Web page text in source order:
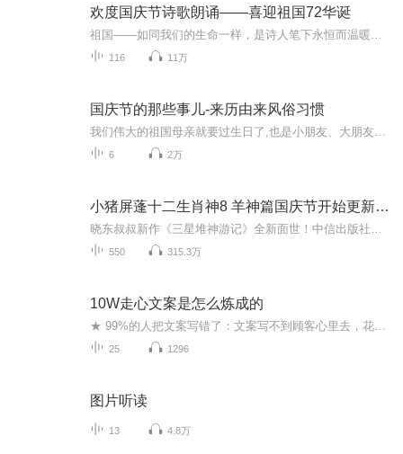
欢度国庆节诗歌朗诵——喜迎祖国72华诞
116 11万
国庆节的那些事儿-来历由来风俗习惯
6 2万
小猪屏蓬十二生肖神8 羊神篇国庆节开始更新啦！
550 315.3万
10W走心文案是怎么炼成的
25 1296
图片听读
13 4.8万